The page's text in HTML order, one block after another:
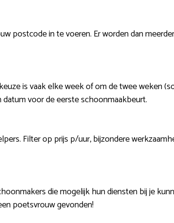
postcode in te voeren. Er worden dan
is vaak elke week of om de twee weken
voor de eerste schoonmaakbeurt.
Filter op prijs p/uur, bijzondere
die mogelijk hun diensten bij je
poetsvrouw gevonden!